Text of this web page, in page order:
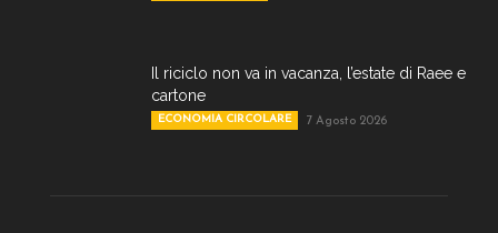
Il riciclo non va in vacanza, l’estate di Raee e
cartone
ECONOMIA CIRCOLARE 7 Agosto 2026